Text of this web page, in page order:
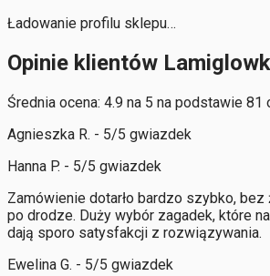
Ładowanie profilu sklepu…
Opinie klientów
Średnia ocena: 4.9 na 5 na podstawie 81
Agnieszka R. - 5/5 gwiazdek
Hanna P. - 5/5 gwiazdek
Zamówienie dotarło bardzo szybko,
po drodze. Duży wybór zagadek, które
dają sporo satysfakcji z rozwiązywania.
Ewelina G. - 5/5 gwiazdek